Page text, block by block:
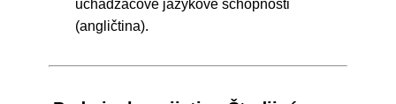
uchádzačove jazykové schopnosti
(angličtina).